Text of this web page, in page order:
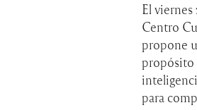
El viernes
Centro
propone
propósito
para